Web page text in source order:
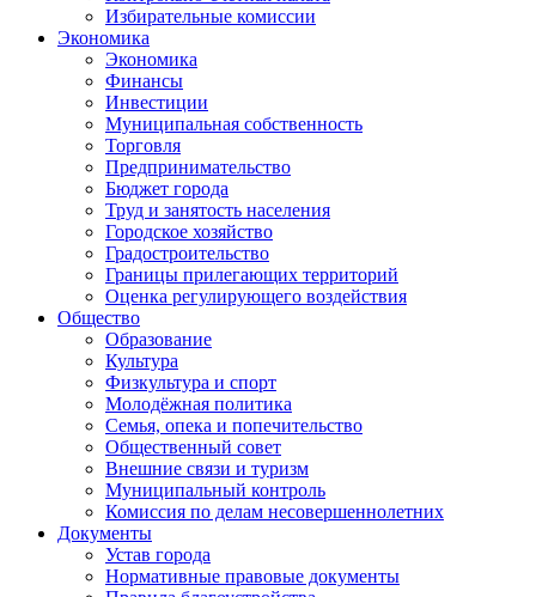
Избирательные комиссии
Экономика
Экономика
Финансы
Инвестиции
Муниципальная собственность
Торговля
Предпринимательство
Бюджет города
Труд и занятость населения
Городское хозяйство
Градостроительство
Границы прилегающих территорий
Оценка регулирующего воздействия
Общество
Образование
Культура
Физкультура и спорт
Молодёжная политика
Семья, опека и попечительство
Общественный совет
Внешние связи и туризм
Муниципальный контроль
Комиссия по делам несовершеннолетних
Документы
Устав города
Нормативные правовые документы